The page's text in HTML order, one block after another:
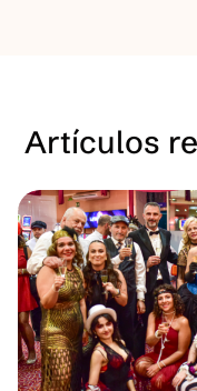
Artículos